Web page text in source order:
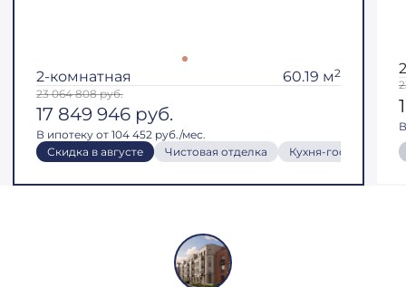
2-комнатная 60.19 м2
23 064 808руб.
17 849 946 руб.
В ипотеку от 104 452 руб./мес.
Скидка в августе
Чистовая отделка Кухня-гостиная